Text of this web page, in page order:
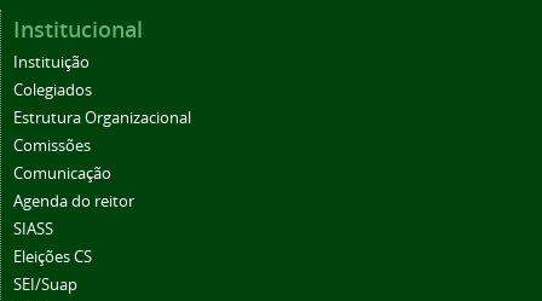
Institucional
Instituição
Colegiados
Estrutura Organizacional
Comissões
Comunicação
Agenda do reitor
SIASS
Eleições CS
SEI/Suap